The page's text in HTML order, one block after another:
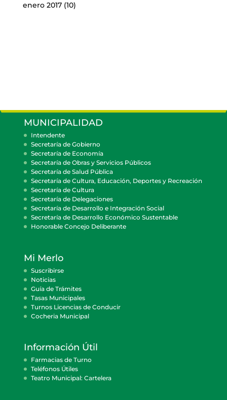
enero 2017(10)
MUNICIPALIDAD
Intendente
Secretaría de Gobierno
Secretaría de Economía
Secretaría de Obras y Servicios Públicos
Secretaría de Salud Pública
Secretaría de Cultura, Educación, Deportes y Recreación
Secretaría de Cultura
Secretaría de Delegaciones
Secretaría de Desarrollo e Integración Social
Secretaría de Desarrollo Económico Sustentable
Honorable Concejo Deliberante
Mi Merlo
Suscribirse
Noticias
Guía de Trámites
Tasas Municipales
Turnos Licencias de Conducir
Cocheria Municipal
Información Útil
Farmacias de Turno
Teléfonos Útiles
Teatro Municipal: Cartelera